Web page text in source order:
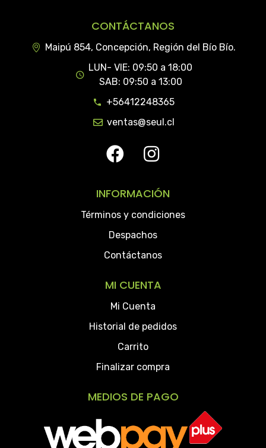
CONTÁCTANOS
Maipú 854, Concepción, Región del Bío Bío.
LUN- VIE: 09:50 a 18:00
SAB: 09:50 a 13:00
+56412248365
ventas@seul.cl
INFORMACIÓN
Términos y condiciones
Despachos
Contáctanos
MI CUENTA
Mi Cuenta
Historial de pedidos
Carrito
Finalizar compra
MEDIOS DE PAGO